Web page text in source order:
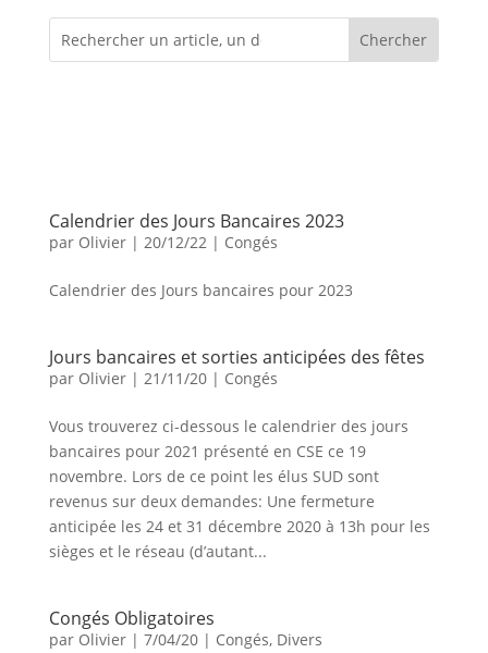
Calendrier des Jours Bancaires 2023
par Olivier| 20/12/22| Congés
Calendrier des Jours bancaires pour 2023
Jours bancaires et sorties anticipées des fêtes
par Olivier| 21/11/20| Congés
Vous trouverez ci-dessous le calendrier des jours
bancaires pour 2021 présenté en CSE ce 19
novembre. Lors de ce point les élus SUD sont
revenus sur deux demandes: Une fermeture
anticipée les 24 et 31 décembre 2020 à 13h pour les
sièges et le réseau (d’autant...
Congés Obligatoires
par Olivier| 7/04/20| Congés, Divers